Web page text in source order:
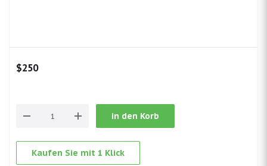
$250
in den Korb
Kaufen Sie mit 1 Klick